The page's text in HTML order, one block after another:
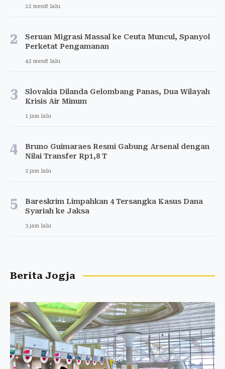
12 menit lalu
2
Seruan Migrasi Massal ke Ceuta Muncul, Spanyol
Perketat Pengamanan
42 menit lalu
3
Slovakia Dilanda Gelombang Panas, Dua Wilayah
Krisis Air Minum
1 jam lalu
4
Bruno Guimaraes Resmi Gabung Arsenal dengan
Nilai Transfer Rp1,8 T
2 jam lalu
5
Bareskrim Limpahkan 4 Tersangka Kasus Dana
Syariah ke Jaksa
3 jam lalu
Berita Jogja